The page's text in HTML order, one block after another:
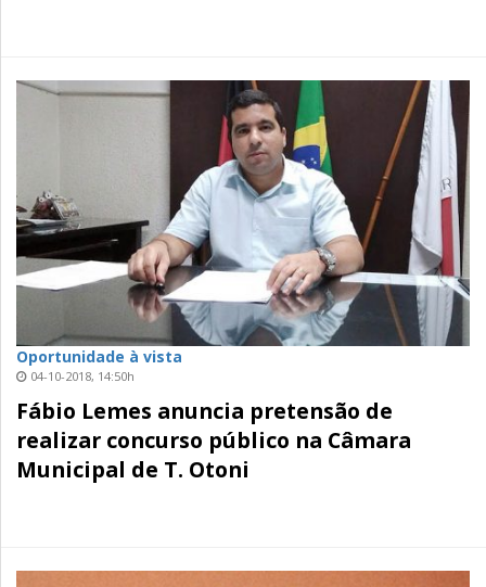
Oportunidade à vista
04-10-2018, 14:50h
Fábio Lemes anuncia pretensão de
realizar concurso público na Câmara
Municipal de T. Otoni